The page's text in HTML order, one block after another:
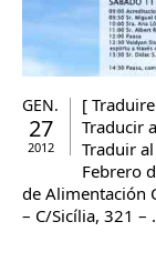
GEN.
27
2012
[
Traducir
Traduir
Febrero
de Alimentación
– C/Sicília, 321 –